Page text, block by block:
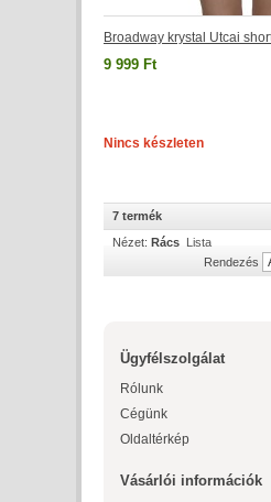
Broadway krystal Utcai
9 999 Ft
Nincs készleten
7 termék
Nézet: Rács Lista
Rendezés
Ügyfélszolgálat
Rólunk
Cégünk
Oldaltérkép
Vásárlói információk